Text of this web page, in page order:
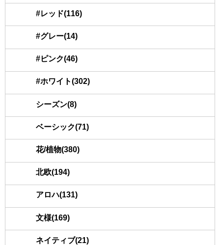
#レッド(116)
#グレー(14)
#ピンク(46)
#ホワイト(302)
シーズン(8)
ベーシック(71)
花/植物(380)
北欧(194)
アロハ(131)
文様(169)
ネイティブ(21)